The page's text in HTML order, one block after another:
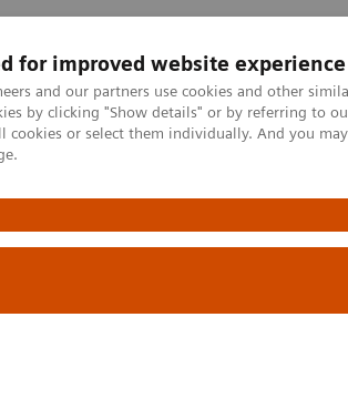
for improved website experience
and our partners use cookies and other
by clicking "Show details" or by referring to
cookies or select them individually. And you
Especialidades clínicas